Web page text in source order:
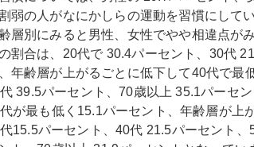
弱の人がなにかしらの運動を習慣にして
層別にみると男性、女性でやや相違点が
割合は、20代で 30.4パーセント、30代
年齢層が上がるごとに低下して40代で最
代 39.5パーセント、70歳以上 35.1パーセ
が最も低く15.1パーセント、年齢層が上
15.5パーセント、40代 21.5パーセント